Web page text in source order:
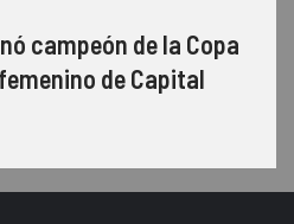
campeón de la Copa
de Capital